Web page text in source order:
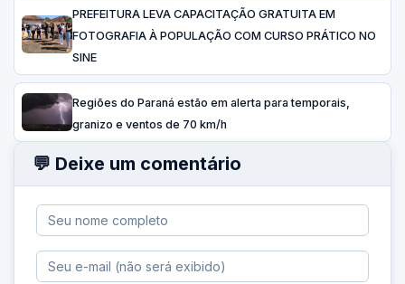
PREFEITURA LEVA CAPACITAÇÃO GRATUITA EM
FOTOGRAFIA À POPULAÇÃO COM CURSO PRÁTICO NO
SINE
Regiões do Paraná estão em alerta para temporais,
granizo e ventos de 70 km/h
💬 Deixe um comentário